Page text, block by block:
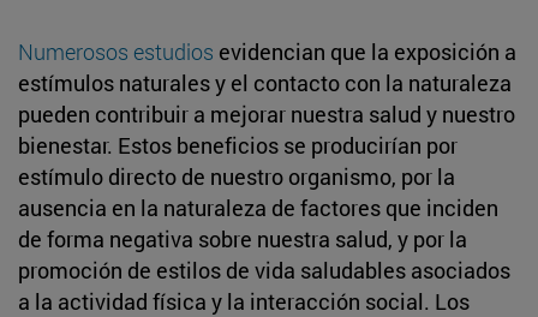
Numerosos estudios evidencian que la exposición a
estímulos naturales y el contacto con la naturaleza
pueden contribuir a mejorar nuestra salud y nuestro
bienestar. Estos beneficios se producirían por
estímulo directo de nuestro organismo, por la
ausencia en la naturaleza de factores que inciden
de forma negativa sobre nuestra salud, y por la
promoción de estilos de vida saludables asociados
a la actividad física y la interacción social. Los